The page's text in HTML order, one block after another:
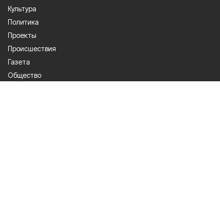
Культура
Политика
Проекты
Происшествия
Газета
Общество